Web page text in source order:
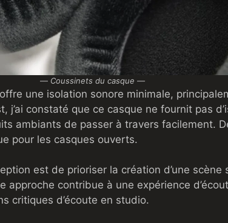
— Coussinets du casque —
une isolation sonore minimale,
j’ai constaté que ce casque ne fournit pas
ambiants de passer à travers facilement.
pour les casques ouverts.
est de prioriser la création d’une
approche contribue à une expérience
critiques d’écoute en studio.